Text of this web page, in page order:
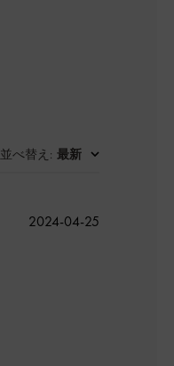
並べ替え : 最新
公
2024-04-25